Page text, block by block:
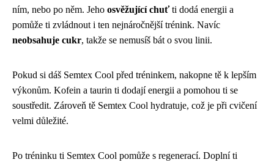
ním, nebo po něm. Jeho osvěžující chuťti dodá energii a
pomůže ti zvládnout i ten nejnáročnější trénink. Navíc
neobsahuje cukr, takže se nemusíš bát o svou linii.
Pokud si dáš Semtex Cool před tréninkem, nakopne tě k lepším
výkonům. Kofein a taurin ti dodají energii a pomohou ti se
soustředit. Zároveň tě Semtex Cool hydratuje, což je při cvičení
velmi důležité.
Po tréninku ti Semtex Cool pomůže s regenerací. Doplní ti